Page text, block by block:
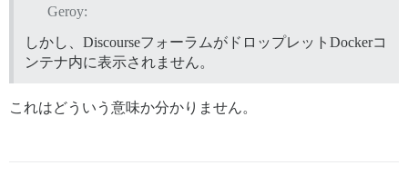
Geroy:
しかし、DiscourseフォーラムがドロップレットDockerコ
ンテナ内に表示されません。
これはどういう意味か分かりません。